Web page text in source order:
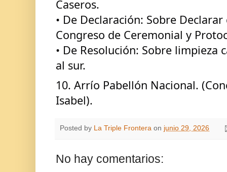
Caseros.
• De Declaración: Sobre
Congreso de Ceremonial y
• De Resolución: Sobre limpieza
al sur.
10. Arrío Pabellón Nacional.
Isabel).
Posted by La Triple Frontera on junio 29, 2026
No hay comentarios: